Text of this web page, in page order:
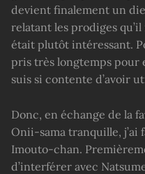
devient finalement un
relatant les prodiges
était plutôt intéressant.
pris très longtemps pour
suis si contente d’avoir
Donc, en échange de la
Onii-sama tranquille, j’ai
Imouto-chan.
d’interférer avec